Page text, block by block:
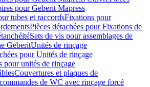
pour Geberit Mapress
tubes et raccordsFixations pour
Pièces détachées pour Fixations de
Sets de vis pour assemblages de
GeberitUnités de rinçage
pour Unités de rinçage
pour unités de rinçage
Couvertures et plaques de
de WC avec rinçage forcé